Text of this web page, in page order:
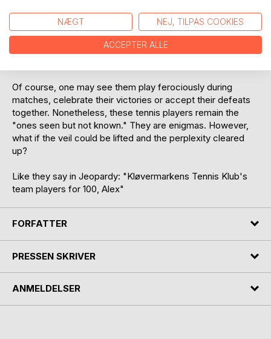
tennis club teams regularly engage in their own seasonal
"slams" against other clubs, in an effort to claim the mantle
of being the best. But do we know who these local tennis
heroes are, who are fighting to maintain or raise their club's
Of course, one may see them play ferociously during
matches, celebrate their victories or accept their defeats
together. Nonetheless, these tennis players remain the
"ones seen but not known." They are enigmas. However,
what if the veil could be lifted and the perplexity cleared
up?
Like they say in Jeopardy: "Kløvermarkens Tennis Klub's
team players for 100, Alex"
FORFATTER
PRESSEN SKRIVER
ANMELDELSER
NÆGT NEJ, TILPAS COOKIES
ACCEPTER ALLE